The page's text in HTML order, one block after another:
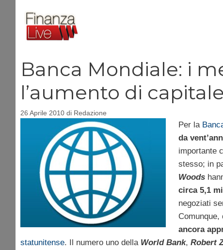
contenuto
Banca Mondiale: i
l’aumento di capitale
26 Aprile 2010 di Redazione
Per la
da
importante
stesso; in
Woods
circa 5,1
negoziati
Comunque,
ancora
statunitense. Il numero uno della World Bank, Robert